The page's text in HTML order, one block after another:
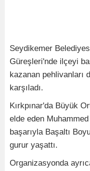
Seydikemer
Güreşleri'nde ilçeyi
kazanan pehlivanları
karşıladı.
Kırkpınar'da Büyük
elde eden
başarıyla Başaltı
gurur yaşattı.
Organizasyonda